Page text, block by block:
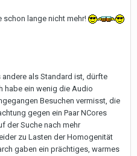
schon lange nicht mehr!
als Standard ist, dürfte
habe ein wenig die Audio
Besuchen vermisst, die
gegen ein Paar NCores
der Suche nach mehr
zu Lasten der Homogenität
gaben ein prächtiges, warmes